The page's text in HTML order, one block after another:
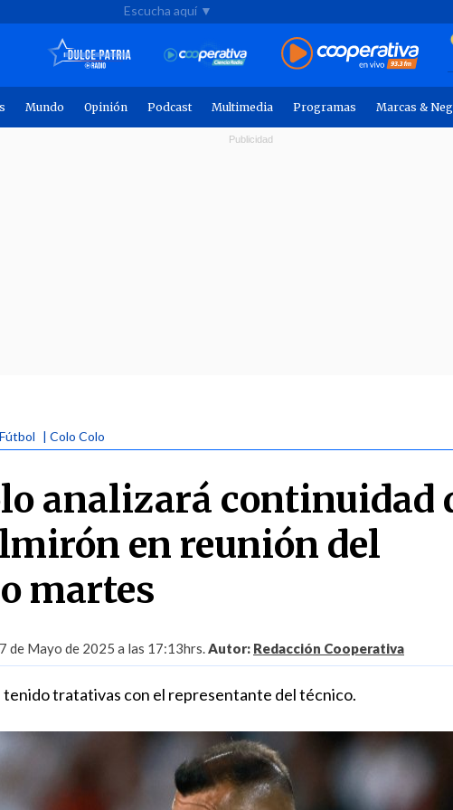
Escucha aquí ▼
Mundo Opinión Podcast Multimedia Programas Marcas &
| Colo Colo
analizará continuidad
en reunión del
martes
de Mayo de 2025 a las 17:13hrs.Autor: Redacción Cooperativa
tenido tratativas con el representante del técnico.